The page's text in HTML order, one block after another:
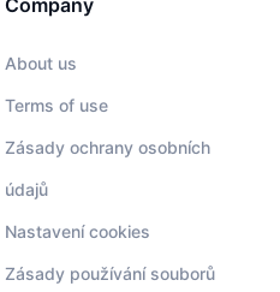
Company
About us
Terms of use
Zásady ochrany osobních
údajů
Nastavení cookies
Zásady používání souborů